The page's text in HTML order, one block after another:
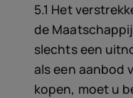
5.1 Het
de
slechts een
als een aanbod
kopen, moet u